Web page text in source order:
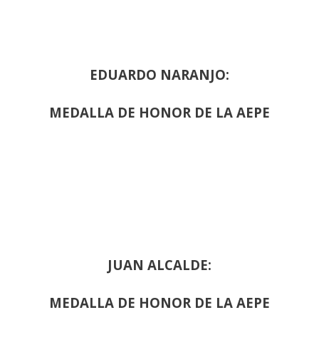
EDUARDO NARANJO:
MEDALLA DE HONOR DE LA AEPE
JUAN ALCALDE:
MEDALLA DE HONOR DE LA AEPE